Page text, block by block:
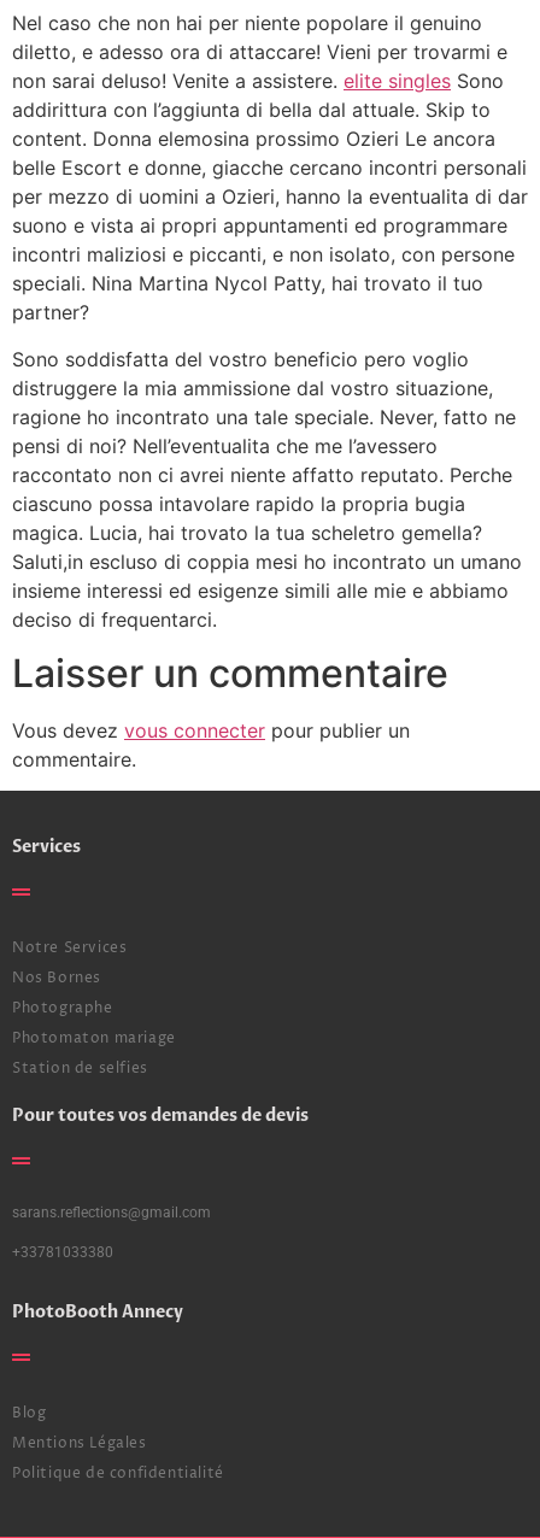
Nel caso che non hai per niente popolare il genuino
diletto, e adesso ora di attaccare! Vieni per trovarmi e
non sarai deluso! Venite a assistere. elite singles Sono
addirittura con l’aggiunta di bella dal attuale. Skip to
content. Donna elemosina prossimo Ozieri Le ancora
belle Escort e donne, giacche cercano incontri personali
per mezzo di uomini a Ozieri, hanno la eventualita di dar
suono e vista ai propri appuntamenti ed programmare
incontri maliziosi e piccanti, e non isolato, con persone
speciali. Nina Martina Nycol Patty, hai trovato il tuo
partner?
Sono soddisfatta del vostro beneficio pero voglio
distruggere la mia ammissione dal vostro situazione,
ragione ho incontrato una tale speciale. Never, fatto ne
pensi di noi? Nell’eventualita che me l’avessero
raccontato non ci avrei niente affatto reputato. Perche
ciascuno possa intavolare rapido la propria bugia
magica. Lucia, hai trovato la tua scheletro gemella?
Saluti,in escluso di coppia mesi ho incontrato un umano
insieme interessi ed esigenze simili alle mie e abbiamo
deciso di frequentarci.
Laisser un commentaire
Vous devez vous connecter pour publier un
commentaire.
Services
Notre Services
Nos Bornes
Photographe
Photomaton mariage
Station de selfies
Pour toutes vos demandes de devis
sarans.reflections@gmail.com
+33781033380
PhotoBooth Annecy
Blog
Mentions Légales
Politique de confidentialité